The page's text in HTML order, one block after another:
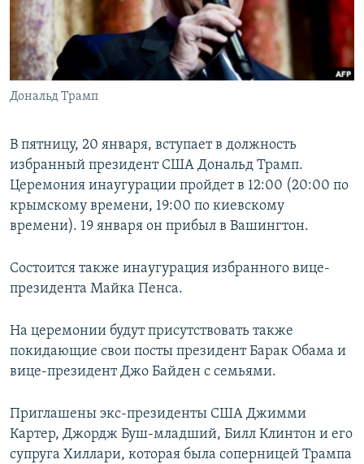
ПОБЕДИТЕЛЕЙ НЕ СУДЯТ?
КРЫМ.НЕПОКОРЕННЫЙ
ELIFBE
УКРАИНСКАЯ ПРОБЛЕМА КРЫМА
ПРИСОЕДИНЯЙТЕСЬ!
Дональд Трамп
В пятницу, 20 января, вступает в должность
избранный президент США Дональд Трамп.
Церемония инаугурации пройдет в 12:00 (20:00 по
крымскому времени, 19:00 по киевскому
времени). 19 января он прибыл в Вашингтон.
Состоится также инаугурация избранного вице-
президента Майка Пенса.
На церемонии будут присутствовать также
покидающие свои посты президент Барак Обама и
вице-президент Джо Байден с семьями.
Приглашены экс-президенты США Джимми
Картер, Джордж Буш-младший, Билл Клинтон и его
супруга Хиллари, которая была соперницей Трампа